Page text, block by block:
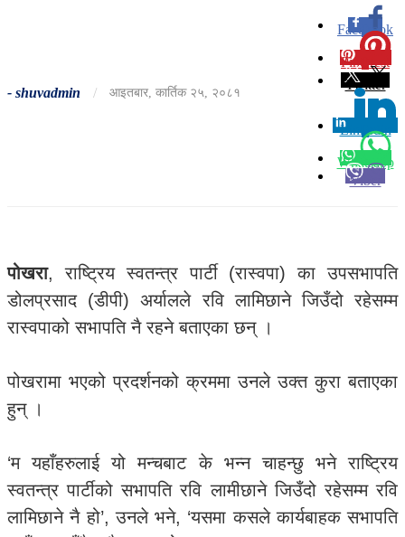
- shuvadmin / आइतबार, कार्तिक २५, २०८१
Facebook
0
Pinterest
Twitter
Linkedin
0
Whatsapp
Viber
पोखरा, राष्ट्रिय स्वतन्त्र पार्टी (रास्वपा) का उपसभापति
डोलप्रसाद (डीपी) अर्यालले रवि लामिछाने जिउँदो रहेसम्म
रास्वपाको सभापति नै रहने बताएका छन् ।
पोखरामा भएको प्रदर्शनको क्रममा उनले उक्त कुरा बताएका
हुन् ।
‘म यहाँहरुलाई यो मन्चबाट के भन्न चाहन्छु भने राष्ट्रिय
स्वतन्त्र पार्टीको सभापति रवि लामीछाने जिउँदो रहेसम्म रवि
लामिछाने नै हो’, उनले भने, ‘यसमा कसले कार्यबाहक सभापति